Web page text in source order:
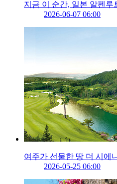
지금 이 순간, 일본 알펜루
2026-06-07 06:00
여주가 선물한 땅 더 시에
2026-05-25 06:00